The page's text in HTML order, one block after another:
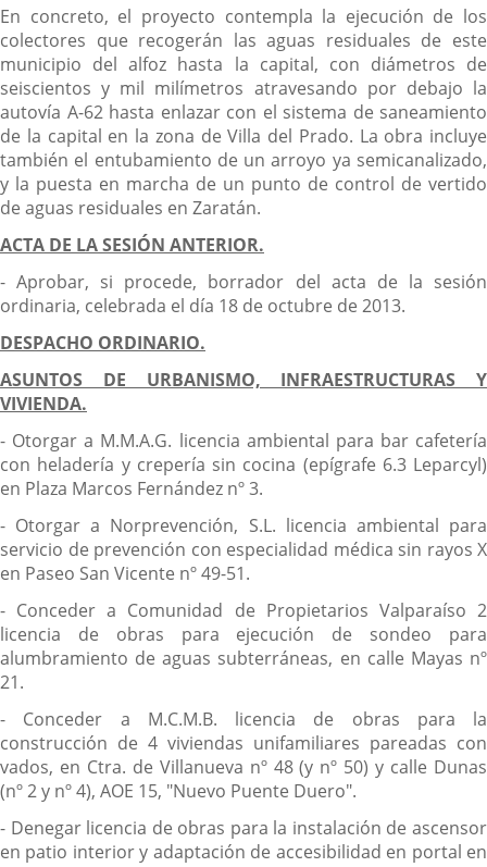
En concreto, el proyecto contempla la ejecución de los
colectores que recogerán las aguas residuales de este
municipio del alfoz hasta la capital, con diámetros de
seiscientos y mil milímetros atravesando por debajo la
autovía A-62 hasta enlazar con el sistema de saneamiento
de la capital en la zona de Villa del Prado. La obra incluye
también el entubamiento de un arroyo ya semicanalizado,
y la puesta en marcha de un punto de control de vertido
de aguas residuales en Zaratán.
ACTA DE LA SESIÓN ANTERIOR.
- Aprobar, si procede, borrador del acta de la sesión
ordinaria, celebrada el día 18 de octubre de 2013.
DESPACHO ORDINARIO.
ASUNTOS DE URBANISMO, INFRAESTRUCTURAS Y
VIVIENDA.
- Otorgar a M.M.A.G. licencia ambiental para bar cafetería
con heladería y crepería sin cocina (epígrafe 6.3 Leparcyl)
en Plaza Marcos Fernández nº 3.
- Otorgar a Norprevención, S.L. licencia ambiental para
servicio de prevención con especialidad médica sin rayos X
en Paseo San Vicente nº 49-51.
- Conceder a Comunidad de Propietarios Valparaíso 2
licencia de obras para ejecución de sondeo para
alumbramiento de aguas subterráneas, en calle Mayas nº
21.
- Conceder a M.C.M.B. licencia de obras para la
construcción de 4 viviendas unifamiliares pareadas con
vados, en Ctra. de Villanueva nº 48 (y nº 50) y calle Dunas
(nº 2 y nº 4), AOE 15, "Nuevo Puente Duero".
- Denegar licencia de obras para la instalación de ascensor
en patio interior y adaptación de accesibilidad en portal en